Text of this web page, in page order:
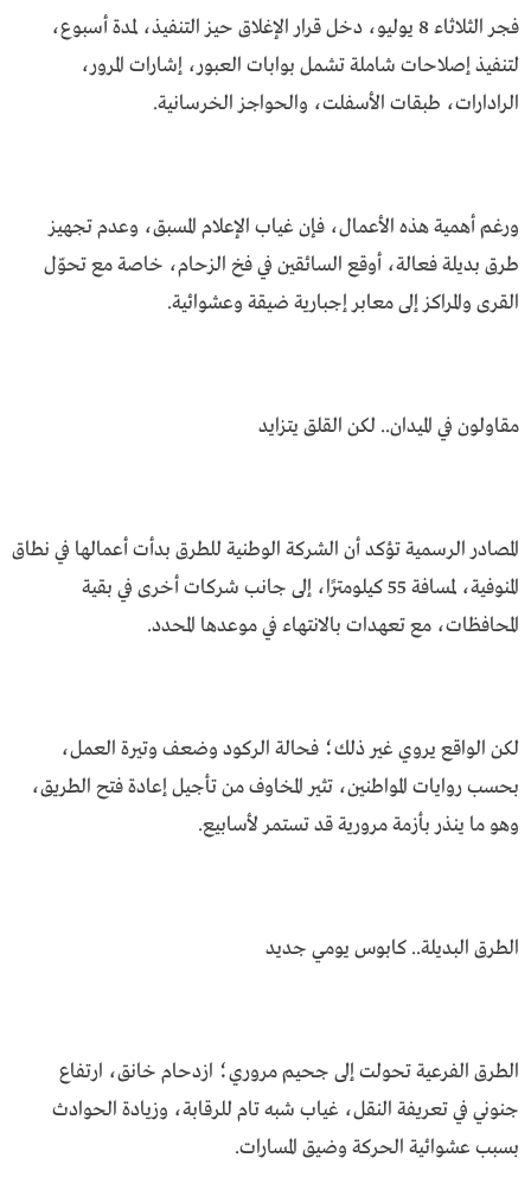
فجر الثلاثاء 8 يوليو، دخل قرار الإغلاق حيز التنفيذ، لمدة أسبوع،
لتنفيذ إصلاحات شاملة تشمل بوابات العبور، إشارات المرور،
الرادارات، طبقات الأسفلت، والحواجز الخرسانية.
ورغم أهمية هذه الأعمال، فإن غياب الإعلام المسبق، وعدم تجهيز
طرق بديلة فعالة، أوقع السائقين في فخ الزحام، خاصة مع تحوّل
القرى والمراكز إلى معابر إجبارية ضيقة وعشوائية.
مقاولون في الميدان.. لكن القلق يتزايد
المصادر الرسمية تؤكد أن الشركة الوطنية للطرق بدأت أعمالها في نطاق
المنوفية، لمسافة 55 كيلومترًا، إلى جانب شركات أخرى في بقية
المحافظات، مع تعهدات بالانتهاء في موعدها المحدد.
لكن الواقع يروي غير ذلك؛ فحالة الركود وضعف وتيرة العمل،
بحسب روايات المواطنين، تثير المخاوف من تأجيل إعادة فتح الطريق،
وهو ما ينذر بأزمة مرورية قد تستمر لأسابيع.
الطرق البديلة.. كابوس يومي جديد
الطرق الفرعية تحولت إلى جحيم مروري؛ ازدحام خانق، ارتفاع
جنوني في تعريفة النقل، غياب شبه تام للرقابة، وزيادة الحوادث
بسبب عشوائية الحركة وضيق المسارات.